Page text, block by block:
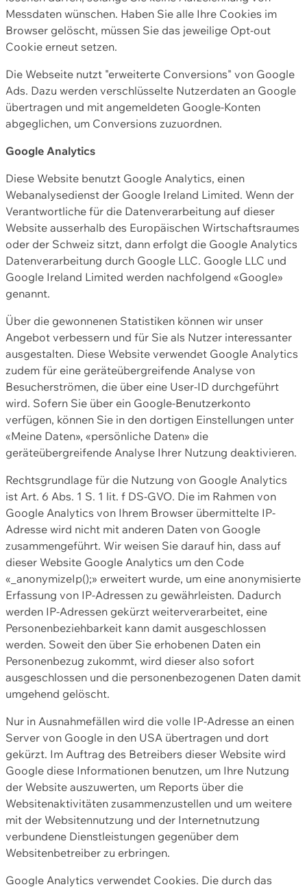
Messdaten wünschen. Haben Sie alle Ihre Cookies im
Browser gelöscht, müssen Sie das jeweilige Opt-out
Cookie erneut setzen.
Die Webseite nutzt "erweiterte Conversions" von Google
Ads. Dazu werden verschlüsselte Nutzerdaten an Google
übertragen und mit angemeldeten Google-Konten
abgeglichen, um Conversions zuzuordnen.
Google Analytics
Diese Website benutzt Google Analytics, einen
Webanalysedienst der Google Ireland Limited. Wenn der
Verantwortliche für die Datenverarbeitung auf dieser
Website ausserhalb des Europäischen Wirtschaftsraumes
oder der Schweiz sitzt, dann erfolgt die Google Analytics
Datenverarbeitung durch Google LLC. Google LLC und
Google Ireland Limited werden nachfolgend «Google»
genannt.
Über die gewonnenen Statistiken können wir unser
Angebot verbessern und für Sie als Nutzer interessanter
ausgestalten. Diese Website verwendet Google Analytics
zudem für eine geräteübergreifende Analyse von
Besucherströmen, die über eine User-ID durchgeführt
wird. Sofern Sie über ein Google-Benutzerkonto
verfügen, können Sie in den dortigen Einstellungen unter
«Meine Daten», «persönliche Daten» die
geräteübergreifende Analyse Ihrer Nutzung deaktivieren.
Rechtsgrundlage für die Nutzung von Google Analytics
ist Art. 6 Abs. 1 S. 1 lit. f DS-GVO. Die im Rahmen von
Google Analytics von Ihrem Browser übermittelte IP-
Adresse wird nicht mit anderen Daten von Google
zusammengeführt. Wir weisen Sie darauf hin, dass auf
dieser Website Google Analytics um den Code
«_anonymizeIp();» erweitert wurde, um eine anonymisierte
Erfassung von IP-Adressen zu gewährleisten. Dadurch
werden IP-Adressen gekürzt weiterverarbeitet, eine
Personenbeziehbarkeit kann damit ausgeschlossen
werden. Soweit den über Sie erhobenen Daten ein
Personenbezug zukommt, wird dieser also sofort
ausgeschlossen und die personenbezogenen Daten damit
umgehend gelöscht.
Nur in Ausnahmefällen wird die volle IP-Adresse an einen
Server von Google in den USA übertragen und dort
gekürzt. Im Auftrag des Betreibers dieser Website wird
Google diese Informationen benutzen, um Ihre Nutzung
der Website auszuwerten, um Reports über die
Websitenaktivitäten zusammenzustellen und um weitere
mit der Websitennutzung und der Internetnutzung
verbundene Dienstleistungen gegenüber dem
Websitenbetreiber zu erbringen.
Google Analytics verwendet Cookies. Die durch das